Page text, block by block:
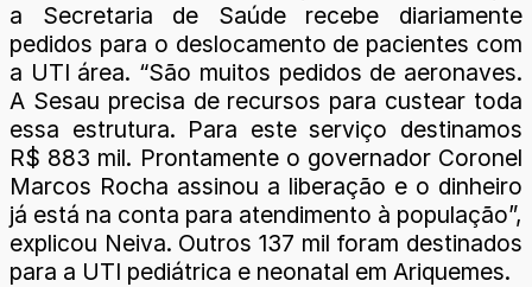
a Secretaria de Saúde recebe diariamente
pedidos para o deslocamento de pacientes com
a UTI área. “São muitos pedidos de aeronaves.
A Sesau precisa de recursos para custear toda
essa estrutura. Para este serviço destinamos
R$ 883 mil. Prontamente o governador Coronel
Marcos Rocha assinou a liberação e o dinheiro
já está na conta para atendimento à população”,
explicou Neiva. Outros 137 mil foram destinados
para a UTI pediátrica e neonatal em Ariquemes.